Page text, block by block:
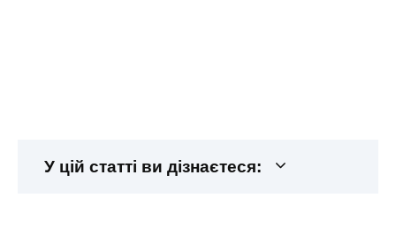
У цій статті ви дізнаєтеся: